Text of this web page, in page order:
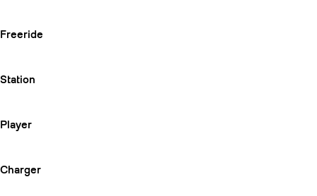
Freeride
Station
Player
Charger